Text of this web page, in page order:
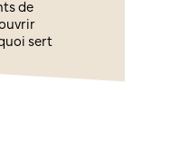
de
sert